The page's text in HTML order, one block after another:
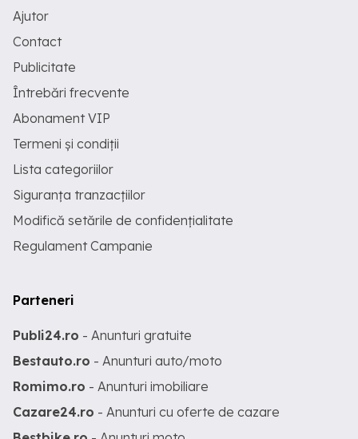
Ajutor
Contact
Publicitate
Întrebări frecvente
Abonament VIP
Termeni și condiții
Lista categoriilor
Siguranța tranzacțiilor
Modifică setările de confidențialitate
Regulament Campanie
Parteneri
Publi24.ro - Anunturi gratuite
Bestauto.ro - Anunturi auto/moto
Romimo.ro - Anunturi imobiliare
Cazare24.ro - Anunturi cu oferte de cazare